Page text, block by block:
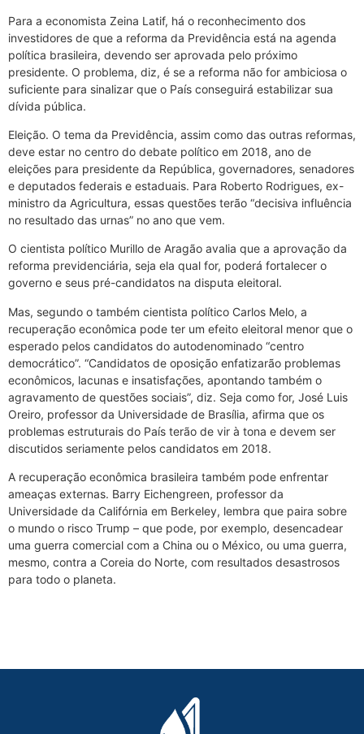
Para a economista Zeina Latif, há o reconhecimento dos
investidores de que a reforma da Previdência está na agenda
política brasileira, devendo ser aprovada pelo próximo
presidente. O problema, diz, é se a reforma não for ambiciosa o
suficiente para sinalizar que o País conseguirá estabilizar sua
dívida pública.
Eleição. O tema da Previdência, assim como das outras reformas,
deve estar no centro do debate político em 2018, ano de
eleições para presidente da República, governadores, senadores
e deputados federais e estaduais. Para Roberto Rodrigues, ex-
ministro da Agricultura, essas questões terão “decisiva influência
no resultado das urnas” no ano que vem.
O cientista político Murillo de Aragão avalia que a aprovação da
reforma previdenciária, seja ela qual for, poderá fortalecer o
governo e seus pré-candidatos na disputa eleitoral.
Mas, segundo o também cientista político Carlos Melo, a
recuperação econômica pode ter um efeito eleitoral menor que o
esperado pelos candidatos do autodenominado “centro
democrático”. “Candidatos de oposição enfatizarão problemas
econômicos, lacunas e insatisfações, apontando também o
agravamento de questões sociais”, diz. Seja como for, José Luis
Oreiro, professor da Universidade de Brasília, afirma que os
problemas estruturais do País terão de vir à tona e devem ser
discutidos seriamente pelos candidatos em 2018.
A recuperação econômica brasileira também pode enfrentar
ameaças externas. Barry Eichengreen, professor da
Universidade da Califórnia em Berkeley, lembra que paira sobre
o mundo o risco Trump – que pode, por exemplo, desencadear
uma guerra comercial com a China ou o México, ou uma guerra,
mesmo, contra a Coreia do Norte, com resultados desastrosos
para todo o planeta.